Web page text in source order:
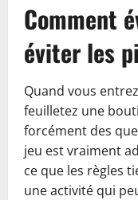
Comment
éviter les
Quand vous
feuilletez une
forcément des
jeu est vraiment
ce que les règles
une activité qui